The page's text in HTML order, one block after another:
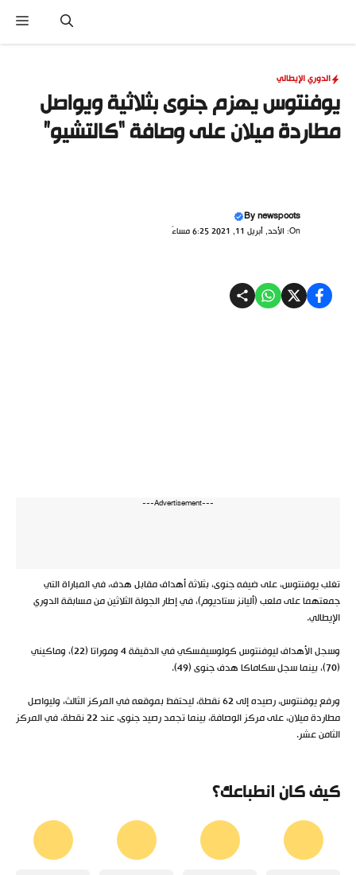
المحتوى
الدوري الإيطالي
يوفنتوس يهزم جنوى بثلاثية ويواصل
مطاردة ميلان على وصافة “كالتشيو”
Bynewspoots
On: الأحد, أبريل 11, 2021 6:25 مساءً
---Advertisement---
تغلب يوفنتوس، على ضيفه جنوى، بثلاثة أهداف مقابل هدف، في المباراة التي
جمعتهما على ملعب (أليانز ستاديوم)، في إطار الجولة الثلاثين من مسابقة الدوري
الإيطالي.
وسجل الأهداف ليوفنتوس كولوسيفسكي في الدقيقة 4 وموراتا (22)، وماكيني
(70)، بينما سجل سكاماكا هدف جنوى (49).
ورفع يوفنتوس، رصيده إلى 62 نقطة، ليحتفظ بموقعه في المركز الثالث، وليواصل
مطاردة ميلان، على مركز الوصافة، بينما تجمد رصيد جنوى، عند 22 نقطة، في المركز
الثامن عشر.
كيف كان انطباعك؟